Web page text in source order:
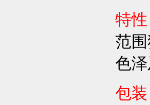
特性
范
色
包装